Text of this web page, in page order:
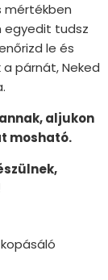
mértékben
egyedit tudsz
le és
párnát, Neked
aljukon
mosható.